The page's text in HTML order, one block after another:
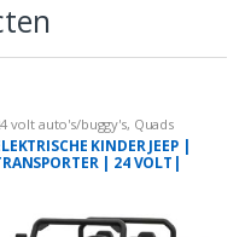
volt auto's/buggy's, Quads
KINDER JEEP |
| 24 VOLT|